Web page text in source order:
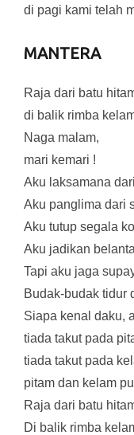
di pagi kami telah
MANTERA
Raja dari batu
di balik rimba
Naga malam,
mari kemari !
Aku laksamana
Aku panglima dari
Aku tutup segala
Aku jadikan
Tapi aku jaga
Budak-budak tidur
Siapa kenal daku,
tiada takut pada
tiada takut pada
pitam dan kelam
Raja dari batu
Di balik rimba